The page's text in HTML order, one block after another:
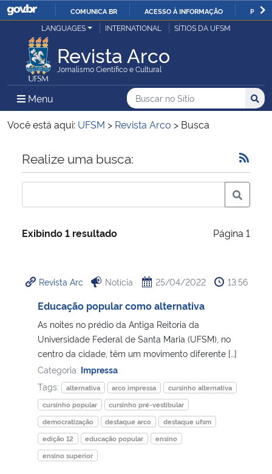
IR
O
COMUNICA BR ACESSO À INFORMAÇÃO
Ministério da Justiça e Segurança Pública
Ministério da Defesa
Ministério das Relações Exteriores
Ministério da Economia
Ministério da Infraestrutura
Ministério da Cidadania
Ministério de Minas e Energia
Ministério da Ciência, Tecnologia, Inovações e Comunicações
Ministério do Meio Ambiente
Ministério do Turismo
LANGUAGES INTERNATIONAL SÍTIOS DA UFSM
Revista Arco
Jornalismo Científico e Cultural
Menu Menu Principal do Sítio
Busca
Buscar no no Sítio
Busca:
Você está aqui: UFSM > Revista Arco > Busca
Início do conteúdo
Realize uma busca:
Exibindo 1 resultado Página 1
Revista Arc Notícia 25/04/2022 13:56
Educação popular como alternativa
As noites no prédio da Antiga Reitoria da
Universidade Federal de Santa Maria (UFSM), no
centro da cidade, têm um movimento diferente […]
Categoria: Impressa
Tags:
alternativa arco impressa
cursinho alternativa
cursinho popular
cursinho pré-vestibular
democratização
destaque arco
destaque ufsm
edição 12
educação popular
ensino
ensino superior